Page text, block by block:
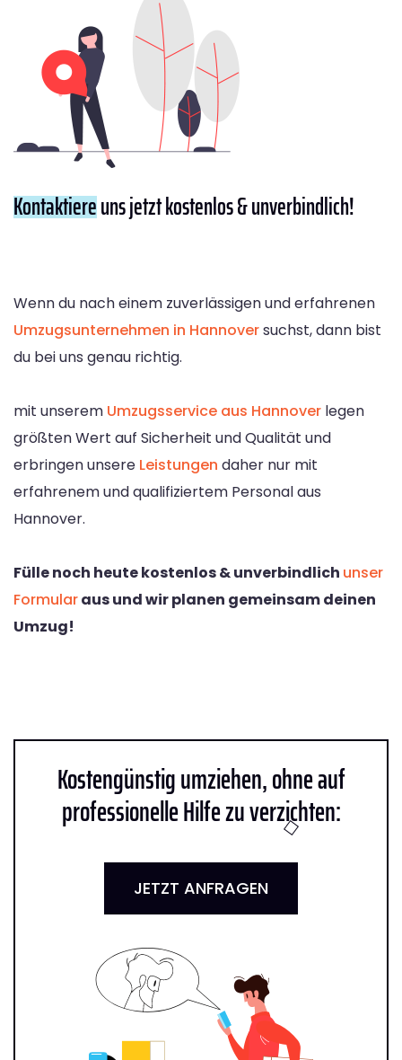
Kontaktiereuns jetzt kostenlos & unverbindlich!
Wenn du nach einem zuverlässigen und erfahrenen
Umzugsunternehmen in Hannoversuchst, dann bist
du bei uns genau richtig.
mit unserem Umzugsservice aus Hannover legen
größten Wert auf Sicherheit und Qualität und
erbringen unsere Leistungen daher nur mit
erfahrenem und qualifiziertem Personal aus
Hannover.
Fülle noch heute kostenlos & unverbindlich unser
Formularaus und wir planen gemeinsam deinen
Umzug!
Kostengünstig umziehen, ohne auf
professionelle Hilfe zu verzichten:
JETZT ANFRAGEN